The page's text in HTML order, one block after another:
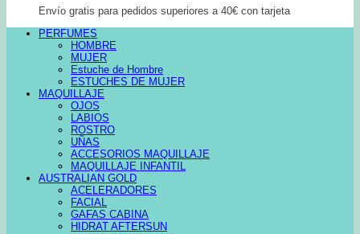
Envío gratis para pedidos superiores a 40€ con tarjeta
PERFUMES
HOMBRE
MUJER
Estuche de Hombre
ESTUCHES DE MUJER
MAQUILLAJE
OJOS
LABIOS
ROSTRO
UÑAS
ACCESORIOS MAQUILLAJE
MAQUILLAJE INFANTIL
AUSTRALIAN GOLD
ACELERADORES
FACIAL
GAFAS CABINA
HIDRAT AFTERSUN